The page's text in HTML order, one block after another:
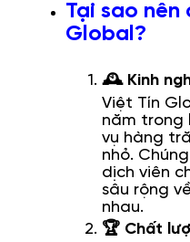
Tại sao nên
Global?
🕰️ Kinh
Việt Tín
năm trong
vụ hàng
nhỏ.
dịch viên
sâu rộng
nhau.
🏆 Chất